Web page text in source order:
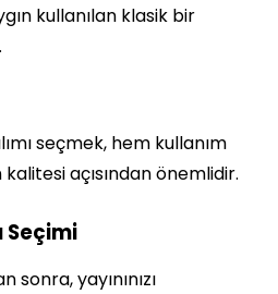
kullanılan klasik bir
seçmek, hem kullanım
kalitesi açısından önemlidir.
Seçimi
sonra, yayınınızı